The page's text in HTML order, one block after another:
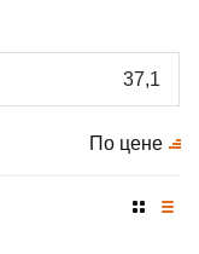
По цене